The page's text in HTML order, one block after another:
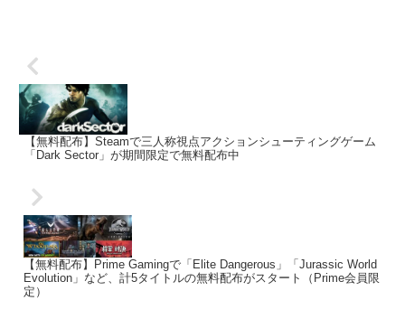
【無料配布】Steamで三人称視点アクションシューティングゲーム
「Dark Sector」が期間限定で無料配布中
【無料配布】Prime Gamingで「Elite Dangerous」「Jurassic World
Evolution」など、計5タイトルの無料配布がスタート（Prime会員限
定）